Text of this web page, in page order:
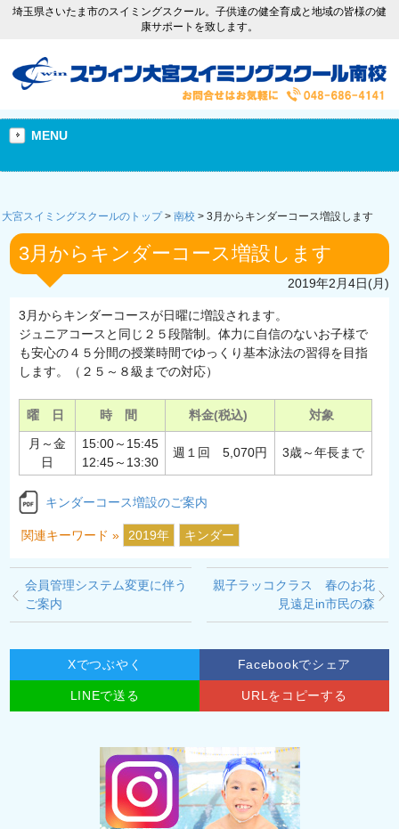
埼玉県さいたま市のスイミングスクール。子供達の健全育成と地域の皆様の健
康サポートを致します。
MENU
大宮スイミングスクールのトップ> 南校 > 3月からキンダーコース増設します
3月からキンダーコース増設します
2019年2月4日(月)
3月からキンダーコースが日曜に増設されます。
ジュニアコースと同じ２５段階制。体力に自信のないお子様で
も安心の４５分間の授業時間でゆっくり基本泳法の習得を目指
します。（２５～８級までの対応）
曜 日 時 間 料金(税込)
対象
月～金
日
15:00～15:45
12:45～13:30
週１回 5,070円 3歳～年長まで
キンダーコース増設のご案内
関連キーワード » 2019年 キンダー
会員管理システム変更に伴う
ご案内
親子ラッコクラス 春のお花
見遠足in市民の森
Xでつぶやく Facebookでシェア
LINEで送る URLをコピーする